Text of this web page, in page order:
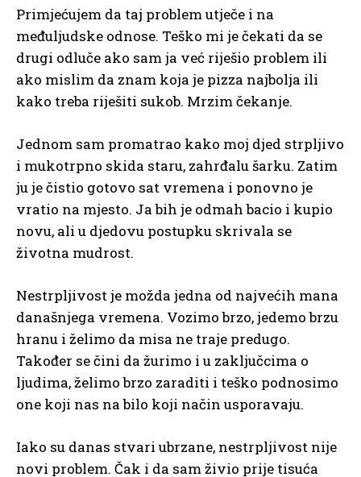
Primjećujem da taj problem utječe i na
međuljudske odnose. Teško mi je čekati da se
drugi odluče ako sam ja već riješio problem ili
ako mislim da znam koja je pizza najbolja ili
kako treba riješiti sukob. Mrzim čekanje.
Jednom sam promatrao kako moj djed strpljivo
i mukotrpno skida staru, zahrđalu šarku. Zatim
ju je čistio gotovo sat vremena i ponovno je
vratio na mjesto. Ja bih je odmah bacio i kupio
novu, ali u djedovu postupku skrivala se
životna mudrost.
Nestrpljivost je možda jedna od najvećih mana
današnjega vremena. Vozimo brzo, jedemo brzu
hranu i želimo da misa ne traje predugo.
Također se čini da žurimo i u zaključcima o
ljudima, želimo brzo zaraditi i teško podnosimo
one koji nas na bilo koji način usporavaju.
Iako su danas stvari ubrzane, nestrpljivost nije
novi problem. Čak i da sam živio prije tisuća